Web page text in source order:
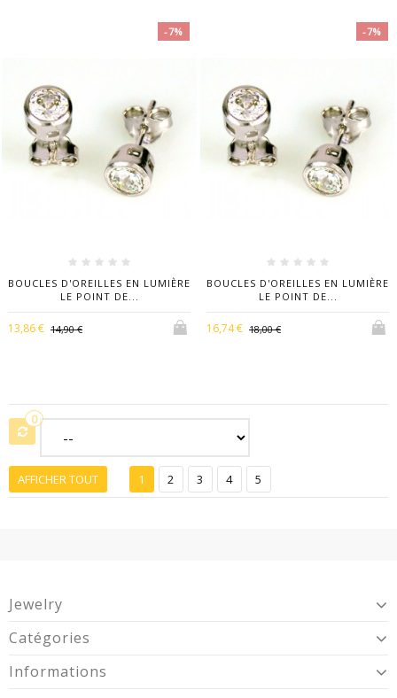
-7%
BOUCLES D'OREILLES EN LUMIÈRE
LE POINT DE...
13,86 € 14,90 €
-7%
BOUCLES D'OREILLES EN LUMIÈRE
LE POINT DE...
16,74 € 18,00 €
0
AFFICHER TOUT 1 2 3 4 5
Jewelry
Catégories
Informations